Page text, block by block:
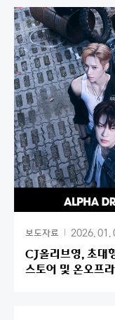
보도자료 2026. 01.
CJ올리브영, 초대
스토어 및 온오프